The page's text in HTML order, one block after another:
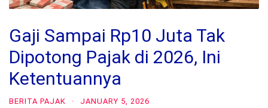
Gaji Sampai Rp10 Juta Tak
Dipotong Pajak di 2026, Ini
Ketentuannya
BERITA PAJAK · JANUARY 5, 2026